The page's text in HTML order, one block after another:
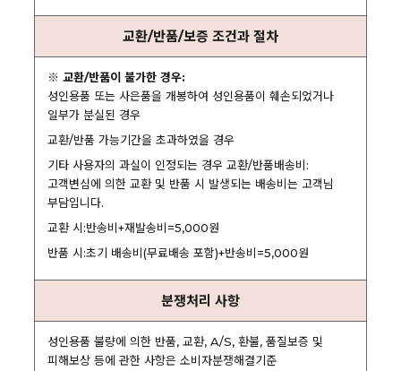
교환/반품/보증 조건과 절차
※ 교환/반품이 불가한 경우:
성인용품 또는 사은품을 개봉하여 성인용품이 훼손되었거나
일부가 분실된 경우
교환/반품 가능기간을 초과하였을 경우
기타 사용자의 과실이 인정되는 경우 교환/반품배송비:
고객변심에 의한 교환 및 반품 시 발생되는 배송비는 고객님
부담입니다.
교환 시:반송비+재발송비=5,000원
반품 시:초기 배송비(무료배송 포함)+반송비=5,000원
분쟁처리 사항
성인용품 불량에 의한 반품, 교환, A/S, 환불, 품질보증 및
피해보상 등에 관한 사항은 소비자분쟁해결기준